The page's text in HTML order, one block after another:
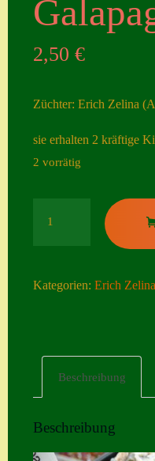
2,50€
Züchter: Erich Zelina
sie erhalten 2 kräftige
2 vorrätig
Kategorien:Erich
Beschreibung
Beschreibung